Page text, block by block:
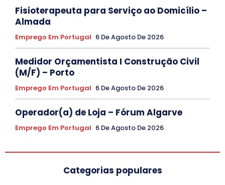
Fisioterapeuta para Serviço ao Domicílio –
Almada
Emprego Em Portugal 6 De Agosto De 2026
Medidor Orçamentista I Construção Civil
(M/F) – Porto
Emprego Em Portugal 6 De Agosto De 2026
Operador(a) de Loja – Fórum Algarve
Emprego Em Portugal 6 De Agosto De 2026
Categorias populares